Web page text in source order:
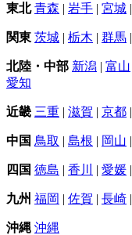
東北 青森 | 岩手 | 宮城 |
関東 茨城 | 栃木 | 群馬 |
北陸・中部 新潟 | 富山
愛知
近畿 三重 | 滋賀 | 京都 |
中国 鳥取 | 島根 | 岡山 |
四国 徳島 | 香川 | 愛媛 |
九州 福岡 | 佐賀 | 長崎 |
沖縄 沖縄